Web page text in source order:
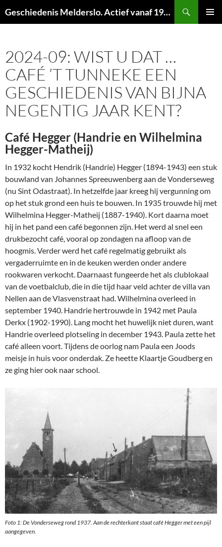
naar
Geschiedenis Melderslo. Actief vanaf 1973!
2024-09: WIST U DAT …
CAFÉ ’T TUNNEKE EEN
GESCHIEDENIS VAN BIJNA
NEGENTIG JAAR KENT?
Café Hegger (Handrie en Wilhelmina
Hegger-Matheij)
In 1932 kocht Hendrik (Handrie) Hegger (1894-1943) een stuk
bouwland van Johannes Spreeuwenberg aan de Vonderseweg
(nu Sint Odastraat). In hetzelfde jaar kreeg hij vergunning om
op het stuk grond een huis te bouwen. In 1935 trouwde hij met
Wilhelmina Hegger-Matheij (1887-1940). Kort daarna moet
hij in het pand een café begonnen zijn. Het werd al snel een
drukbezocht café, vooral op zondagen na afloop van de
hoogmis. Verder werd het café regelmatig gebruikt als
vergaderruimte en in de keuken werden onder andere
rookwaren verkocht. Daarnaast fungeerde het als clublokaal
van de voetbalclub, die in die tijd haar veld achter de villa van
Nellen aan de Vlasvenstraat had. Wilhelmina overleed in
september 1940. Handrie hertrouwde in 1942 met Paula
Derkx (1902-1990). Lang mocht het huwelijk niet duren, want
Handrie overleed plotseling in december 1943. Paula zette het
café alleen voort. Tijdens de oorlog nam Paula een Joods
meisje in huis voor onderdak. Ze heette Klaartje Goudberg en
ze ging hier ook naar school.
Foto 1: De Vonderseweg rond 1937. Aan de rechterkant staat café Hegger met een pijl
aangegeven.